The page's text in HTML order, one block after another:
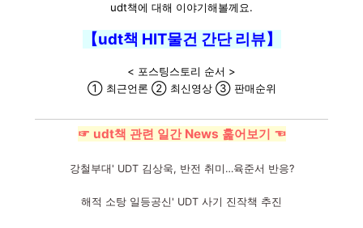
udt책에 대해 이야기해볼께요.
【udt책 HIT물건 간단 리뷰】
< 포스팅스토리 순서 >
① 최근언론 ② 최신영상 ③ 판매순위
☞ udt책 관련 일간 News 훑어보기 ☜
강철부대' UDT 김상욱, 반전 취미…육준서 반응?
해적 소탕 일등공신' UDT 사기 진작책 추진